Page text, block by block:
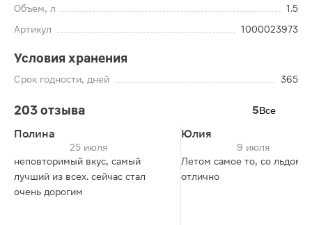
Объем, л
1.5
Артикул
1000023973
Условия хранения
Срок годности, дней 365
203 отзыва 5Все
Полина
25 июля
неповторимый вкус, самый
лучший из всех. сейчас стал
очень дорогим
Юлия
9 июля
Летом самое то, со льдом
отлично